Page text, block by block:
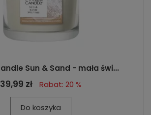
Sun & Sand - mała świ...
39,99 zł Rabat: 20 %
Do koszyka